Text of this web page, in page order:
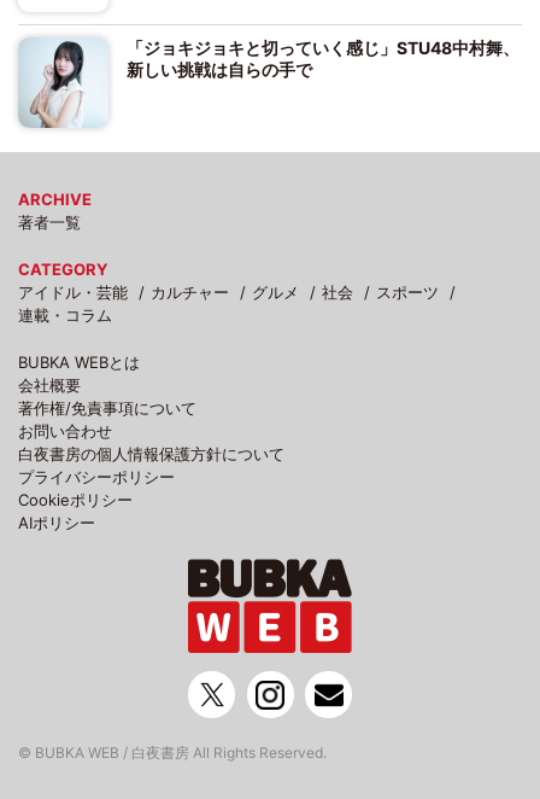
「ジョキジョキと切っていく感じ」STU48中村舞、
新しい挑戦は自らの手で
ARCHIVE
著者一覧
CATEGORY
アイドル・芸能
カルチャー グルメ 社会
スポーツ
連載・コラム
BUBKA WEBとは
会社概要
著作権/免責事項について
お問い合わせ
白夜書房の個人情報保護方針について
プライバシーポリシー
Cookieポリシー
AIポリシー
© BUBKA WEB / 白夜書房 All Rights Reserved.